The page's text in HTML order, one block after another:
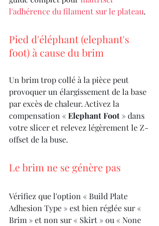
l'adhérence du filament sur le plateau.
Pied d'éléphant (elephant's
foot) à cause du brim
Un brim trop collé à la pièce peut
provoquer un élargissement de la base
par excès de chaleur. Activez la
compensation « Elephant Foot » dans
votre slicer et relevez légèrement le Z-
offset de la buse.
Le brim ne se génère pas
Vérifiez que l'option « Build Plate
Adhesion Type » est bien réglée sur «
Brim » et non sur « Skirt » ou « None